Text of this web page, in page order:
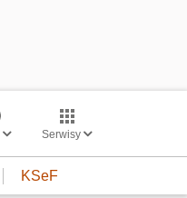
Serwisy
KSeF